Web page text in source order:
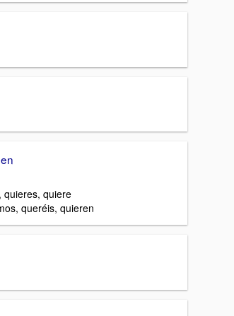
quieres, quiere
queréis, quieren